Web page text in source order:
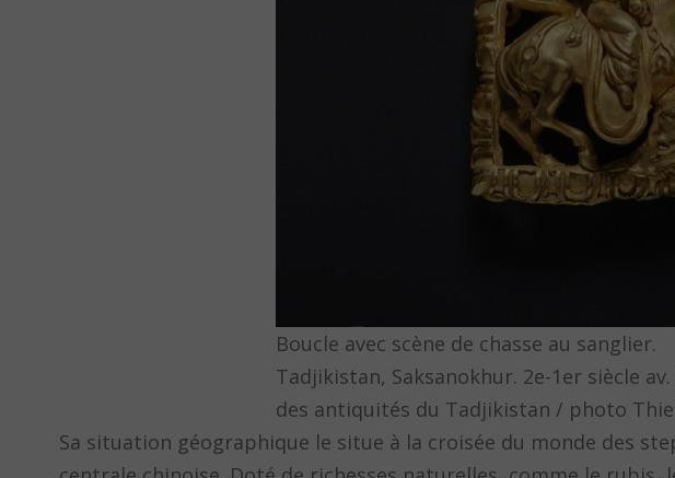
Boucle avec scène de chasse au sanglier.
Tadjikistan, Saksanokhur. 2e-1er siècle
des antiquités du Tadjikistan / photo
Sa situation géographique le situe à la croisée du monde des